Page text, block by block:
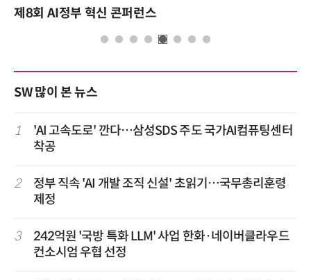
제8회 AI정부 혁신 콘퍼런스
SW 많이 본 뉴스
1
'AI 고속도로' 깐다…삼성SDS 주도 국가AI컴퓨팅센터
착공
2
정부 직속 'AI 개발 조직 신설' 초읽기…국무총리훈령
제정
3
242억원 '국방 특화 LLM' 사업 한화·네이버클라우드
컨소시엄 우협 선정